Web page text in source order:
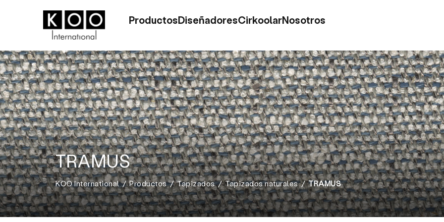
ProductosDiseñadoresCirkoolarNosotros
TRAMUS
KOO International Productos Tapizados Tapizados naturales TRAMUS